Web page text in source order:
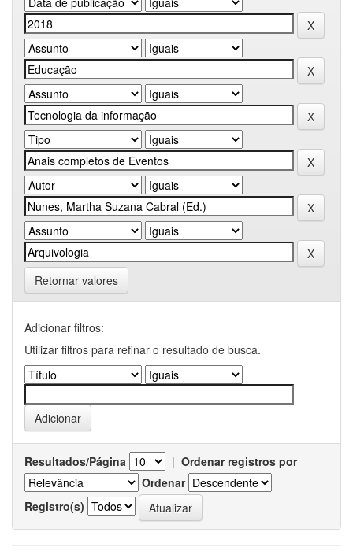
Retornar valores
Adicionar filtros:
Utilizar filtros para refinar o resultado de busca.
Resultados/Página | Ordenar registros por
Ordenar
Registro(s)